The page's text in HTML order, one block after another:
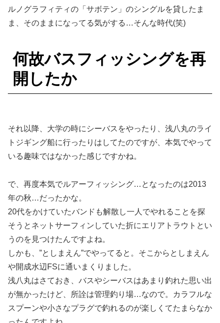
ルノグラフィティの「サボテン」のシングルを貸したま
ま、そのままになってる気がする…そんな時代(笑)
何故バスフィッシングを再
開したか
それ以降、大学の時にシーバスをやったり、浅八丸のライ
トジギング船に行ったりはしてたのですが、本気でやって
いる趣味ではなかった感じですかね。
で、再度本気でルアーフィッシング…となったのは2013
年の秋…だったかな。
20代をかけていたバンドも解散し一人でやれることを探
そうとネットサーフィンしていた折にエリアトラウトとい
うのを見つけたんですよね。
しかも、”としまえん”でやってると。そこからとしまえん
や開成水辺FSに通いまくりました。
浅八丸はさておき、バスやシーバスはあまり釣れた思い出
が無かったけど、所詮は管理釣り場…なので。カラフルな
スプーンや小さなプラグで釣れるのが楽しくてたまらなか